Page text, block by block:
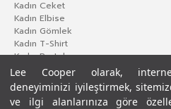
Lee Cooper olarak,
deneyiminizi iyileştirmek,
ve ilgi alanlarınıza göre
Kadın Ceket
Kadın Elbise
Kadın Gömlek
Kadın T-Shirt
Kadın Pantolon